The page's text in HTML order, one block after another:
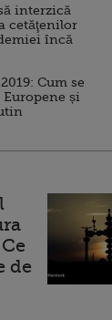
interzică
cetăţenilor
încă
Cum se
și
de